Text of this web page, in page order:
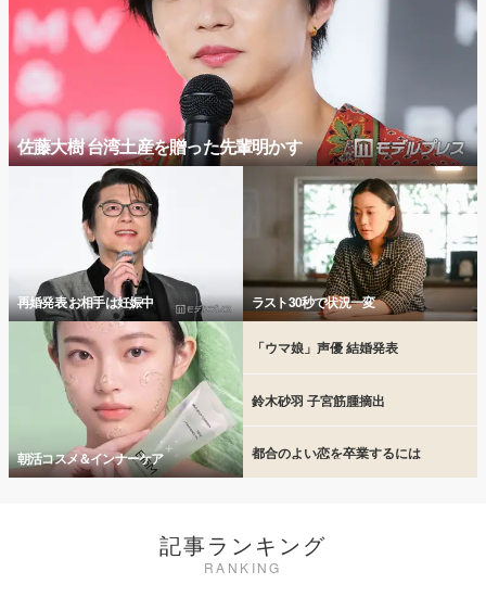
佐藤大樹 台湾土産を贈った先輩明かす
再婚発表 お相手は妊娠中 ラスト30秒で状況一変
朝活コスメ＆インナーケア
「ウマ娘」声優 結婚発表
鈴木砂羽 子宮筋腫摘出
都合のよい恋を卒業するには
記事ランキング
RANKING